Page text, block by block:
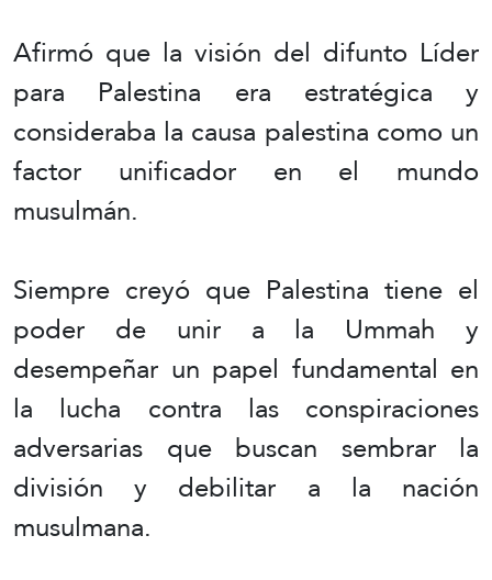
Afirmó que la visión del difunto Líder
para Palestina era estratégica y
consideraba la causa palestina como un
factor unificador en el mundo
musulmán.
Siempre creyó que Palestina tiene el
poder de unir a la Ummah y
desempeñar un papel fundamental en
la lucha contra las conspiraciones
adversarias que buscan sembrar la
división y debilitar a la nación
musulmana.